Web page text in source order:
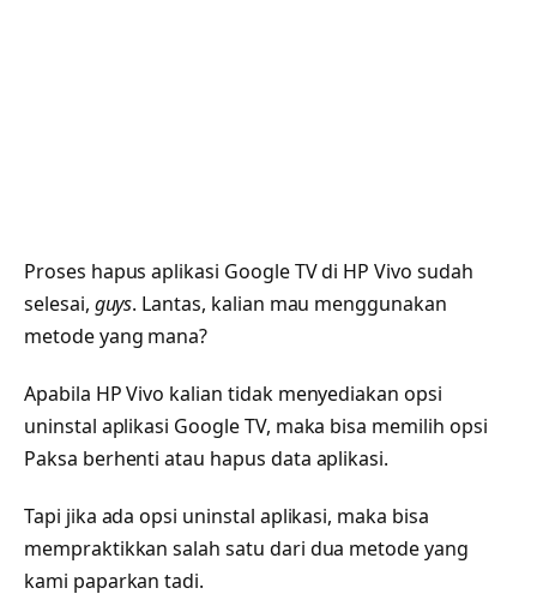
Proses hapus aplikasi Google TV di HP Vivo sudah
selesai, guys. Lantas, kalian mau menggunakan
metode yang mana?
Apabila HP Vivo kalian tidak menyediakan opsi
uninstal aplikasi Google TV, maka bisa memilih opsi
Paksa berhenti atau hapus data aplikasi.
Tapi jika ada opsi uninstal aplikasi, maka bisa
mempraktikkan salah satu dari dua metode yang
kami paparkan tadi.